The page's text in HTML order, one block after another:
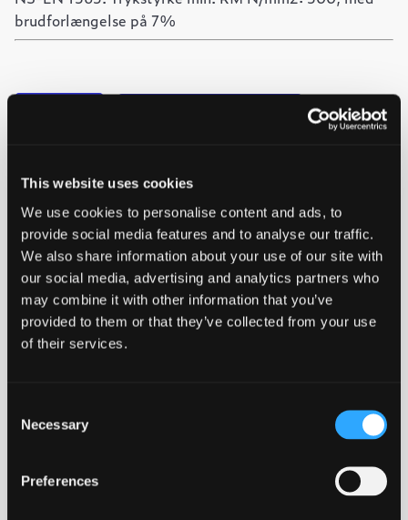
This website uses cookies
We use cookies to personalise content and ads, to
provide social media features and to analyse our traffic.
We also share information about your use of our site with
our social media, advertising and analytics partners who
may combine it with other information that you’ve
provided to them or that they’ve collected from your use
of their services.
Selection
Necessary
Preferences
brudforlængelse på 7%
pakning
B125
antal
Nordisk
produceret
Bæredygtigt
valg
Umalet Lang levetid
Download datablad
EN124-2